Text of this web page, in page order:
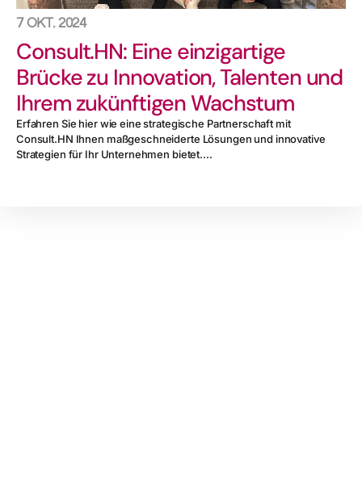
7 OKT. 2024
Consult.HN: Eine einzigartige
Brücke zu Innovation, Talenten und
Ihrem zukünftigen Wachstum
Erfahren Sie hier wie eine strategische Partnerschaft mit
Consult.HN Ihnen maßgeschneiderte Lösungen und innovative
Strategien für Ihr Unternehmen bietet....